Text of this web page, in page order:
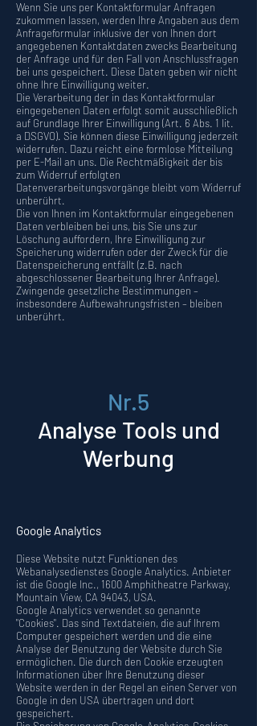
Wenn Sie uns per Kontaktformular Anfragen
zukommen lassen, werden Ihre Angaben aus dem
Anfrageformular inklusive der von Ihnen dort
angegebenen Kontaktdaten zwecks Bearbeitung
der Anfrage und für den Fall von Anschlussfragen
bei uns gespeichert. Diese Daten geben wir nicht
ohne Ihre Einwilligung weiter.
Die Verarbeitung der in das Kontaktformular
eingegebenen Daten erfolgt somit ausschließlich
auf Grundlage Ihrer Einwilligung (Art. 6 Abs. 1 lit.
a DSGVO). Sie können diese Einwilligung jederzeit
widerrufen. Dazu reicht eine formlose Mitteilung
per E-Mail an uns. Die Rechtmäßigkeit der bis
zum Widerruf erfolgten
Datenverarbeitungsvorgänge bleibt vom Widerruf
unberührt.
Die von Ihnen im Kontaktformular eingegebenen
Daten verbleiben bei uns, bis Sie uns zur
Löschung auffordern, Ihre Einwilligung zur
Speicherung widerrufen oder der Zweck für die
Datenspeicherung entfällt (z.B. nach
abgeschlossener Bearbeitung Ihrer Anfrage).
Zwingende gesetzliche Bestimmungen –
insbesondere Aufbewahrungsfristen – bleiben
unberührt.
Nr.5
Analyse Tools und
Werbung
Google Analytics
Diese Website nutzt Funktionen des
Webanalysedienstes Google Analytics. Anbieter
ist die Google Inc., 1600 Amphitheatre Parkway,
Mountain View, CA 94043, USA.
Google Analytics verwendet so genannte
"Cookies". Das sind Textdateien, die auf Ihrem
Computer gespeichert werden und die eine
Analyse der Benutzung der Website durch Sie
ermöglichen. Die durch den Cookie erzeugten
Informationen über Ihre Benutzung dieser
Website werden in der Regel an einen Server von
Google in den USA übertragen und dort
gespeichert.